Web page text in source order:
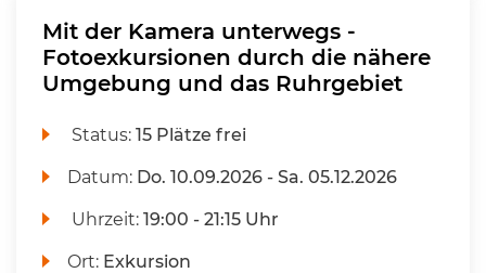
Mit der Kamera unterwegs -
Fotoexkursionen durch die nähere
Umgebung und das Ruhrgebiet
Status:15 Plätze frei
Datum: Do. 10.09.2026 -Sa. 05.12.2026
Uhrzeit:19:00 - 21:15 Uhr
Ort: Exkursion